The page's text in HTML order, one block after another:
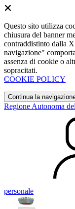
Questo sito utilizza
chiusura del banner
contraddistinto dalla
navigazione"
assenza di cookie o
sopracitati.
COOKIE POLICY
Continua la
Regione Autonoma
personale